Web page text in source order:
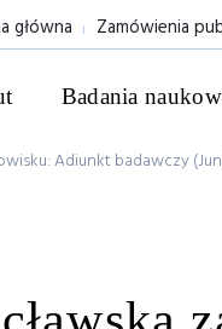
główna Zamówienia
Badania
Adiunkt badawczy